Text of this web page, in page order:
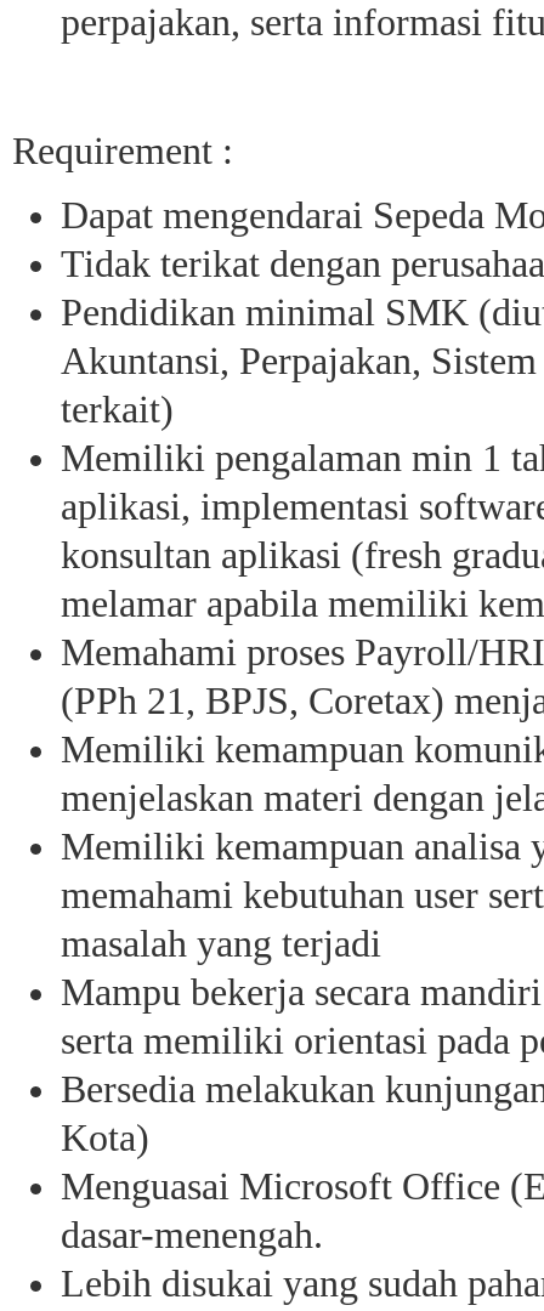
perpajakan, serta informasi
Requirement :
Dapat mengendarai Sepeda
Tidak terikat dengan
Pendidikan minimal SMK
Akuntansi, Perpajakan,
terkait)
Memiliki pengalaman min 1
aplikasi, implementasi
konsultan aplikasi (fresh
melamar apabila memiliki
Memahami proses Payroll/
(PPh 21, BPJS, Coretax)
Memiliki kemampuan
menjelaskan materi dengan
Memiliki kemampuan analisa
memahami kebutuhan user
masalah yang terjadi
Mampu bekerja secara
serta memiliki orientasi pada
Bersedia melakukan
Kota)
Menguasai Microsoft Office
dasar-menengah.
Lebih disukai yang sudah